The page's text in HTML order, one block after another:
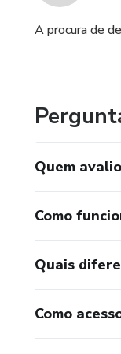
A procura de
Quem
Como
Quais
Como